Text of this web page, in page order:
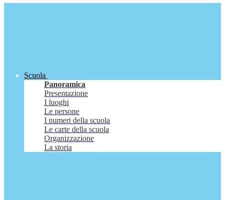
Scuola
Panoramica
Presentazione
I luoghi
Le persone
I numeri della scuola
Le carte della scuola
Organizzazione
La storia